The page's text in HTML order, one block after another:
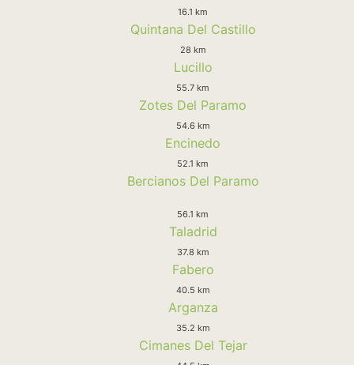
16.1 km
Quintana Del Castillo
28 km
Lucillo
55.7 km
Zotes Del Paramo
54.6 km
Encinedo
52.1 km
Bercianos Del Paramo
56.1 km
Taladrid
37.8 km
Fabero
40.5 km
Arganza
35.2 km
Cimanes Del Tejar